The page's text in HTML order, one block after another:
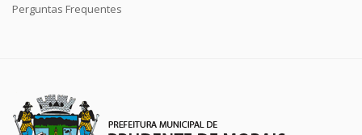
Perguntas Frequentes